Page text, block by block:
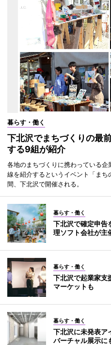
暮らす・働く
下北沢でまちづくりの最
する9組が紹介
各地のまちづくりに携わっている
線を紹介するというイベント「ま
間、下北沢で開催される。
暮らす・働く
下北沢で確定申
理ソフト会社が主
暮らす・働く
下北沢で起業家
マーケットも
暮らす・働く
下北沢に未発表
バーチャル展示に